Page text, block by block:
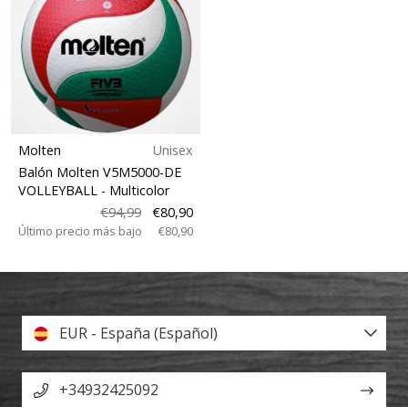
Molten
Unisex
Balón Molten V5M5000-DE
VOLLEYBALL - Multicolor
€94,99
€80,90
Último precio más bajo €80,90
EUR - España (Español)
+34932425092